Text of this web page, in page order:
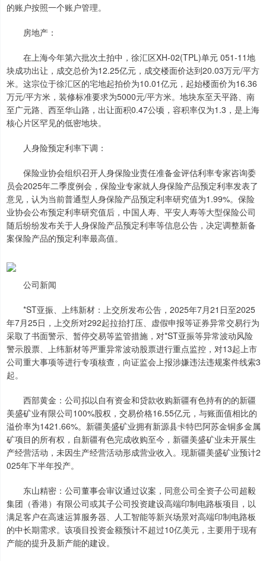
的账户按照一个账户管理。
房地产：
在上海今年第六批次土拍中，徐汇区XH-02(TPL)单元 051-11地
块成功出让，成交总价为12.25亿元，成交楼面价达到20.03万元/平方
米。这宗位于徐汇区的宅地起拍价为10.01亿元，起始楼面价为16.36
万元/平方米，装修标准要求为5000元/平方米。地块东至天平路、南
至广元路、西至华山路，出让面积0.47公顷，容积率仅为1.3，是上海
核心片区罕见的低密地块。
人身险预定利率下调：
保险业协会组织召开人身保险业责任准备金评估利率专家咨询委
员会2025年二季度例会，保险业专家就人身保险产品预定利率发表了
意见，认为当前普通型人身保险产品预定利率研究值为1.99%。保险
业协会公布预定利率研究值后，中国人寿、平安人寿等大型保险公司
随后纷纷发布关于人身保险产品预定利率等信息公告，决定调整新备
案保险产品的预定利率最高值。
公司新闻
*ST亚振、上纬新材：上交所发布公告，2025年7月21日至2025
年7月25日，上交所对292起拉抬打压、虚假申报等证券异常交易行为
采取了书面警示、暂停交易等监管措施，对*ST亚振等异常波动风险
警示股票、上纬新材等严重异常波动股票进行重点监控，对13起上市
公司重大事项等进行专项核查，向证监会上报涉嫌违法违规案件线索3
起。
西部黄金：公司拟以自有资金和贷款收购新疆有色持有的的新疆
美盛矿业有限公司100%股权，交易价格16.55亿元，与账面值相比的
溢价率为1421.66%。新疆美盛矿业拥有新源县卡特巴阿苏金铜多金属
矿项目的所有权，自新疆有色完成收购至今，新疆美盛矿业未开展生
产经营活动，未因生产经营活动形成营业收入。现新疆美盛矿业预计2
025年下半年投产。
东山精密：公司董事会审议通过议案，同意公司全资子公司超毅
集团（香港）有限公司或其子公司投资建设高端印制电路板项目，以
满足客户在高速运算服务器、人工智能等新兴场景对高端印制电路板
的中长期需求。该项目投资金额预计不超过10亿美元，主要用于现有
产能的提升及新产能的建设。